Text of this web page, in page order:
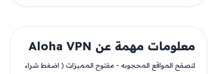
معلومات مهمة عن Aloha VPN
لتصفح المواقع المحجوبه - مفتوح المميزات ( اضغط شراء